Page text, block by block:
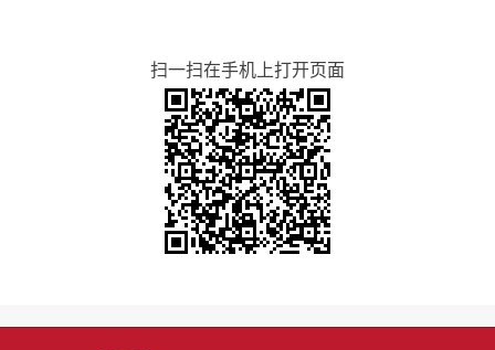
扫一扫在手机上打开页面